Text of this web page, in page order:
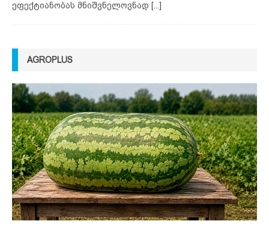
ეფექტიანობას მნიშვნელოვნად [...]
AGROPLUS